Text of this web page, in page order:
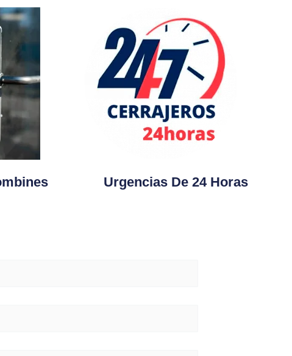
Urgencias De 24 Horas